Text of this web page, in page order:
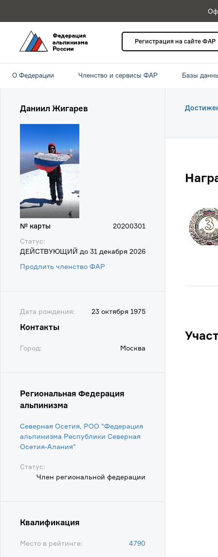
Регистрация на сайте ФАР
О Федерации Членство и сервисы ФАР Базы
Даниил Жигарев
№ карты
20200301
Статус:
ДЕЙСТВУЮЩИЙ до 31 декабря 2026
Продлить членство ФАР
Дата рождения: 23 октября 1975
Контакты
Город: Москва
Региональная Федерация
альпинизма
Северная Осетия, РОО "Федерация
альпинизма Республики Северная
Осетия-Алания"
Статус:
Член региональной федерации
Квалификация
Место в рейтинге: 4790